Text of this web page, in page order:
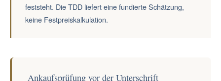
feststeht. Die TDD liefert eine fundierte Schätzung,
keine Festpreiskalkulation.
Ankaufsprüfung vor der Unterschrift